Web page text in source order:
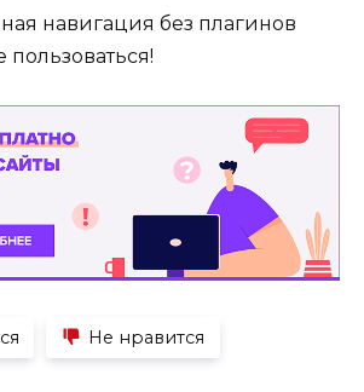
навигация без плагинов
пользоваться!
Не нравится